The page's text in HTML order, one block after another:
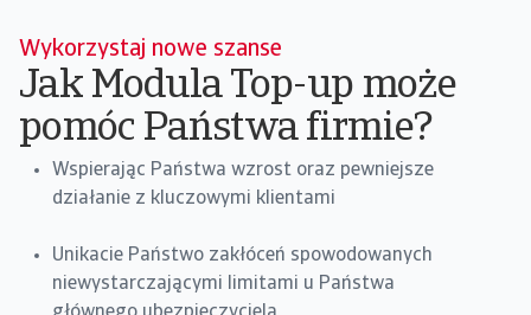
Wykorzystaj nowe szanse
Jak Modula Top-up może
pomóc Państwa firmie?
Wspierając Państwa wzrost oraz pewniejsze
działanie z kluczowymi klientami
Unikacie Państwo zakłóceń spowodowanych
niewystarczającymi limitami u Państwa